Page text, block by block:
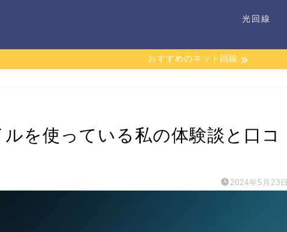
光回線
おすすめのネット回線
を使っている私の体験談と口コ
2024年5月23日